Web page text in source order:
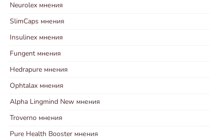
Neurolex мнения
SlimCaps мнения
Insulinex мнения
Fungent мнения
Hedrapure мнения
Ophtalax мнения
Alpha Lingmind New мнения
Troverno мнения
Pure Health Booster мнения